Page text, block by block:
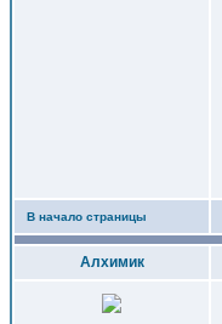
В начало страницы
Алхимик